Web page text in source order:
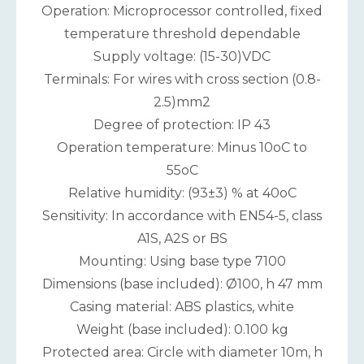
Operation: Microprocessor controlled, fixed
temperature threshold dependable
Supply voltage: (15-30)VDC
Terminals: For wires with cross section (0.8-
2.5)mm2
Degree of protection: IP 43
Operation temperature: Minus 10oC to
55oC
Relative humidity: (93±3) % at 40oC
Sensitivity: In accordance with EN54-5, class
A1S, A2S or BS
Mounting: Using base type 7100
Dimensions (base included): Ø100, h 47 mm
Casing material: ABS plastics, white
Weight (base included): 0.100 kg
Protected area: Circle with diameter 10m, h